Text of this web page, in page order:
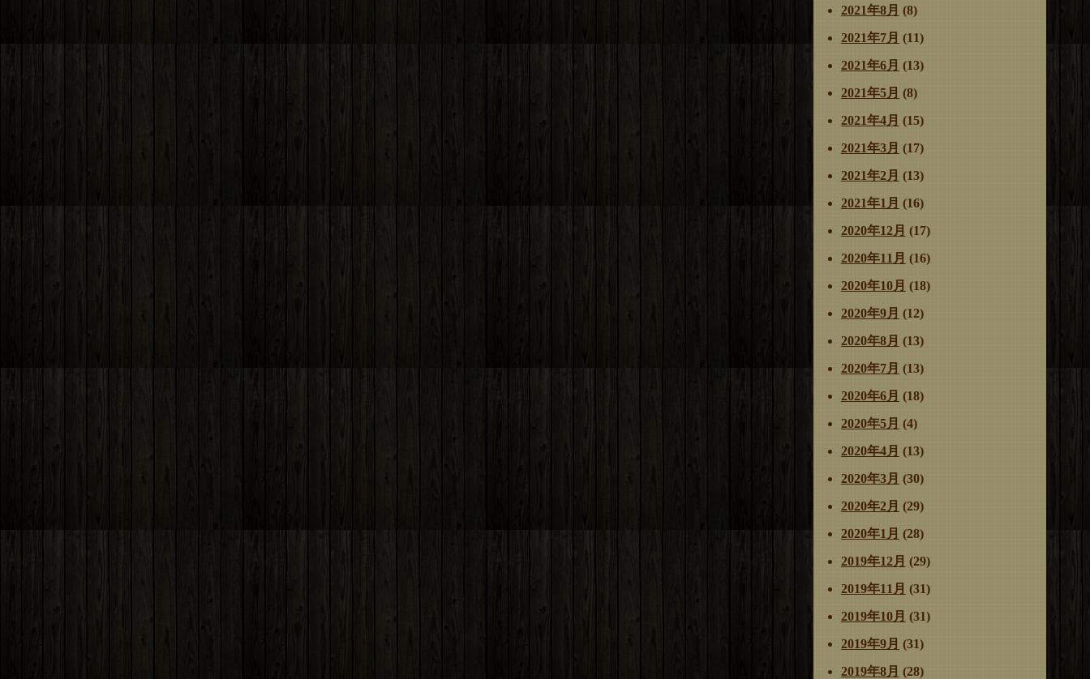
2021年8月 (8)
2021年7月 (11)
2021年6月 (13)
2021年5月 (8)
2021年4月 (15)
2021年3月 (17)
2021年2月 (13)
2021年1月 (16)
2020年12月 (17)
2020年11月 (16)
2020年10月 (18)
2020年9月 (12)
2020年8月 (13)
2020年7月 (13)
2020年6月 (18)
2020年5月 (4)
2020年4月 (13)
2020年3月 (30)
2020年2月 (29)
2020年1月 (28)
2019年12月 (29)
2019年11月 (31)
2019年10月 (31)
2019年9月 (31)
2019年8月 (28)